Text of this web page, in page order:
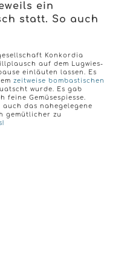
ein
statt. So auch
Konkordia
auf dem Lugwies-
einläuten lassen. Es
zeitweise bombastischen
wurde. Es gab
Gemüsespiesse.
das nahegelegene
gemütlicher zu